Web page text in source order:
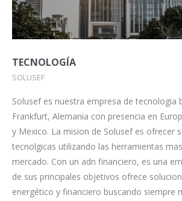
TECNOLOGÍA
SOLUSEF
Solusef es nuestra empresa de tecnologia
Frankfurt, Alemania con presencia en
y Mexico. La mision de Solusef es ofrecer
tecnolgicas utilizando las herramientas
mercado. Con un adn financiero, es una
de sus principales objetivos ofrece
energético y financiero buscando siempre